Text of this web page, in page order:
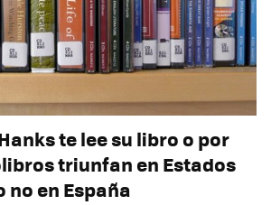
te lee su libro o por
triunfan en Estados
no en España